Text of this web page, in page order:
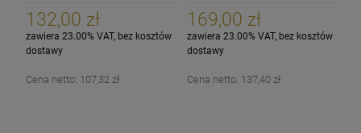
dachu cabrio
132,00 zł
zawiera 23.00% VAT, bez kosztów
dostawy
Cena netto: 107,32 zł
169,00 zł
zawiera 23.00% VAT, bez kosztów
dostawy
Cena netto: 137,40 zł